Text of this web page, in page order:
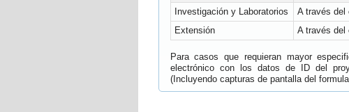
Investigación y Laboratorios
A través del
Extensión
A través del
Para casos que requieran mayor
electrónico con los datos de ID del
(Incluyendo capturas de pantalla del